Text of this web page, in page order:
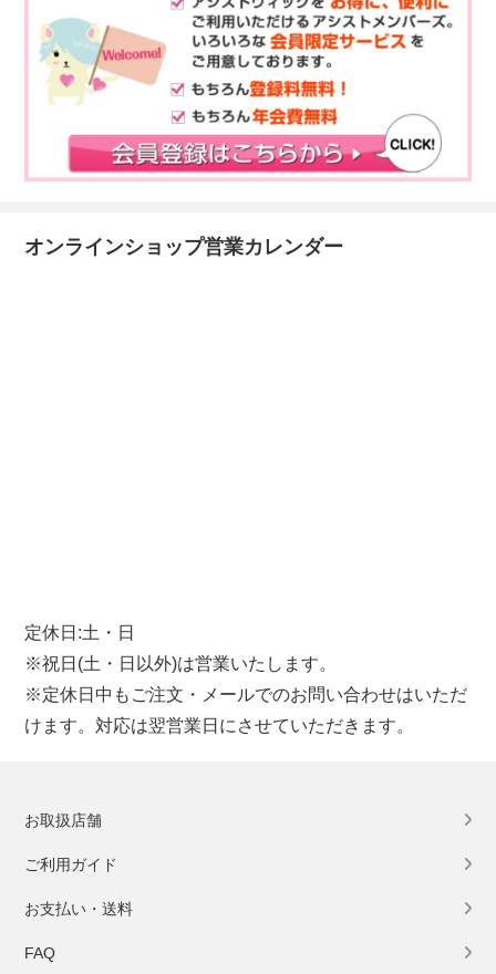
オンラインショップ営業カレンダー
定休日:土・日
※祝日(土・日以外)は営業いたします。
※定休日中もご注文・メールでのお問い合わせはいただ
けます。対応は翌営業日にさせていただきます。
お取扱店舗
ご利用ガイド
お支払い・送料
FAQ